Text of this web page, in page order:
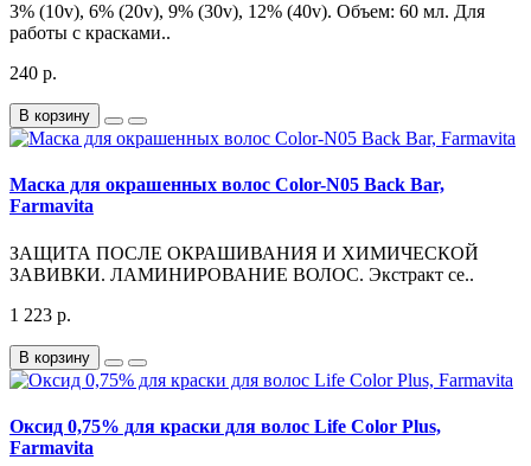
3% (10v), 6% (20v), 9% (30v), 12% (40v). Объем: 60 мл. Для
работы с красками..
240 р.
В корзину
Маска для окрашенных волос Color-N05 Back Bar,
Farmavita
ЗАЩИТА ПОСЛЕ ОКРАШИВАНИЯ И ХИМИЧЕСКОЙ
ЗАВИВКИ. ЛАМИНИРОВАНИЕ ВОЛОС. Экстракт се..
1 223 р.
В корзину
Оксид 0,75% для краски для волос Life Color Plus,
Farmavita